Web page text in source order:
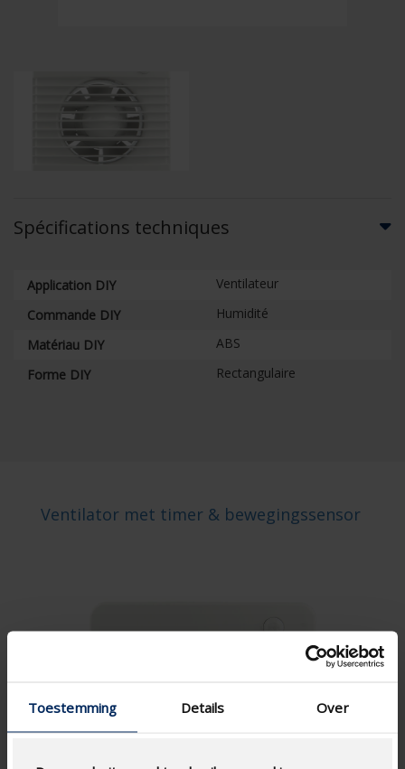
Toestemming Details Over
Spécifications techniques
Application DIY
Ventilateur
Commande DIY
Humidité
Matériau DIY
ABS
Forme DIY
Rectangulaire
Ventilator met timer & bewegingssensor